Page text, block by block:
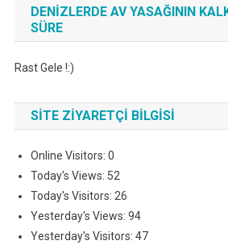
DENIZLERDE AV YASAĞININ
SÜRE
Rast Gele !:)
SITE ZIYARETÇI BILGISI
Online Visitors: 0
Today's Views: 52
Today's Visitors: 26
Yesterday's Views: 94
Yesterday's Visitors: 47